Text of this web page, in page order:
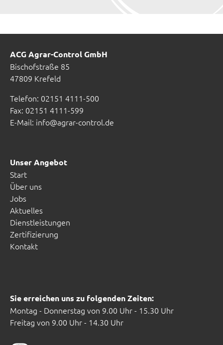
ACG Agrar-Control GmbH
Bischofstraße 85
47809 Krefeld
Telefon: 02151 4111-500
Fax: 02151 4111-599
E-Mail: info@agrar-control.de
Unser Angebot
Start
Über uns
Jobs
Aktuelles
Dienstleistungen
Zertifizierung
Kontakt
Sie erreichen uns zu folgenden Zeiten:
Montag - Donnerstag von 9.00 Uhr - 15.30 Uhr
Freitag von 9.00 Uhr - 14.30 Uhr